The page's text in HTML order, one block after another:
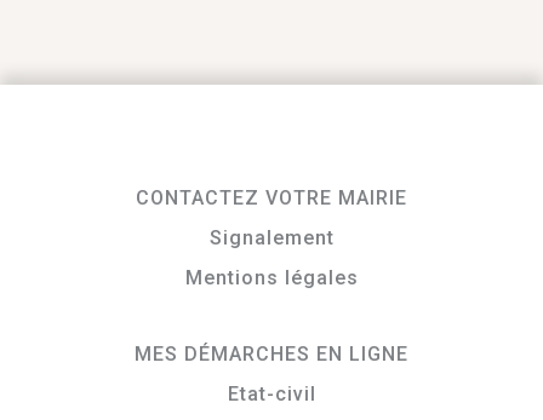
CONTACTEZ VOTRE MAIRIE
Signalement
Mentions légales
MES DÉMARCHES EN LIGNE
Etat-civil